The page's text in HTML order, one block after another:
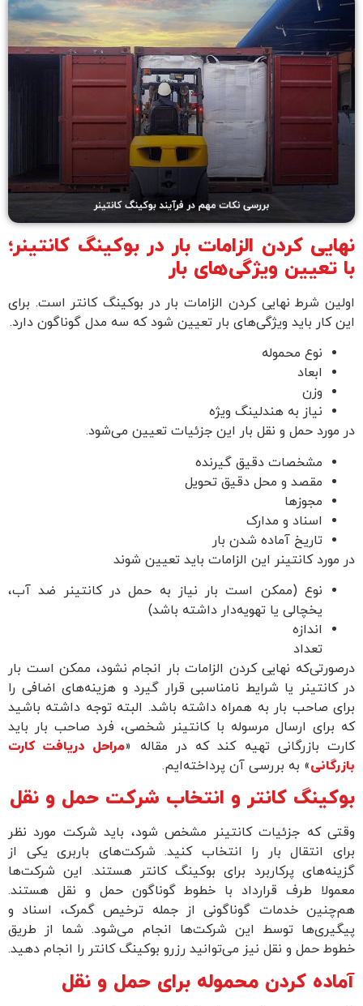
نهایی کردن الزامات بار در بوکینگ کانتینر؛
با تعیین ویژگی‌های بار
اولین شرط نهایی کردن الزامات بار در بوکینگ کانتر است. برای
این کار باید ویژگی‌های بار تعیین شود که سه مدل گوناگون دارد.
نوع محموله
ابعاد
وزن
نیاز به هندلینگ ویژه
در مورد حمل و نقل بار این جزئیات تعیین می‌شود.
مشخصات دقیق گیرنده
مقصد و محل دقیق تحویل
مجوزها
اسناد و مدارک
تاریخ آماده شدن بار
در مورد کانتینر این الزامات باید تعیین شوند
نوع (ممکن است بار نیاز به حمل در کانتینر ضد آب،
یخچالی یا تهویه‌دار داشته باشد)
اندازه
تعداد
درصورتی‌که نهایی کردن الزامات بار انجام نشود، ممکن است بار
در کانتینر یا شرایط نامناسبی قرار گیرد و هزینه‌‌های اضافی را
برای صاحب بار به همراه داشته باشد. البته توجه داشته باشید
که برای ارسال مرسوله با کانتینر شخصی، فرد صاحب بار باید
کارت بازرگانی تهیه کند که در مقاله «مراحل دریافت کارت
بازرگانی» به بررسی آن پرداخته‌ایم.
بوکینگ کانتر و انتخاب شرکت حمل و نقل
وقتی که جزئیات کانتینر مشخص شود، باید شرکت مورد نظر
برای انتقال بار را انتخاب کنید. شرکت‌های باربری یکی از
گزینه‌های پرکاربرد برای بوکینگ کانتر هستند. این شرکت‌ها
معمولا طرف قرارداد با خطوط گوناگون حمل و نقل هستند.
هم‌چنین خدمات گوناگونی از جمله ترخیص گمرک، اسناد و
پیگیری‌ها توسط این شرکت‌ها انجام می‌شود. شما از طریق
خطوط حمل و نقل نیز می‌توانید رزرو بوکینگ کانتر را انجام دهید.
آماده کردن محموله برای حمل و نقل